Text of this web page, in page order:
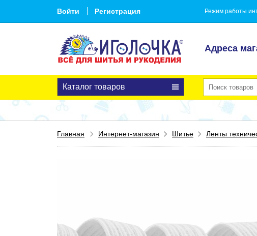
Войти Регистрация Режим работы
Адреса
Каталог товаров
Главная Интернет-магазин Шитье Ленты